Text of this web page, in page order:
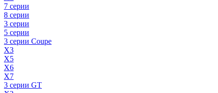
7 серии
8 серии
3 серии
5 серии
3 серии Coupe
X3
X5
X6
X7
3 серии GT